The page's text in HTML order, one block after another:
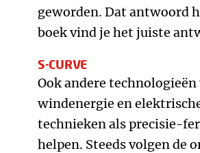
geworden. Dat antwoord
boek vind je het juiste
S-CURVE
Ook andere
windenergie en
technieken als precisie-
helpen. Steeds volgen de